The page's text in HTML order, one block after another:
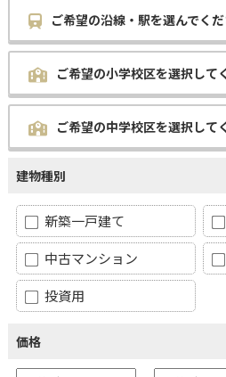
ご希望の沿線・駅を選んでく
ご希望の小学校区を選択して
ご希望の中学校区を選択して
建物種別
新築一戸建て
中古マンション
投資用
価格